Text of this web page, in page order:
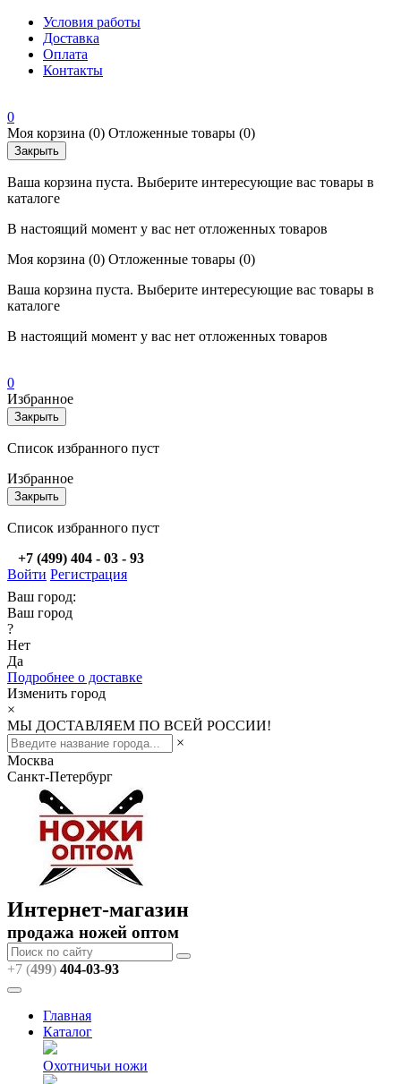
Условия работы
Доставка
Оплата
Контакты
0
Моя корзина (0) Отложенные товары (0)
Закрыть
Ваша корзина пуста. Выберите интересующие вас товары в
каталоге
В настоящий момент у вас нет отложенных товаров
Моя корзина (0) Отложенные товары (0)
Ваша корзина пуста. Выберите интересующие вас товары в
каталоге
В настоящий момент у вас нет отложенных товаров
0
Избранное
Закрыть
Список избранного пуст
Избранное
Закрыть
Список избранного пуст
+7 (499) 404 - 03 - 93
Войти Регистрация
Ваш город:
Ваш город
?
Нет
Да
Подробнее о доставке
Изменить город
×
МЫ ДОСТАВЛЯЕМ ПО ВСЕЙ РОССИИ!
×
Москва
Санкт-Петербург
Интернет-магазин
продажа ножей оптом
+7 (499) 404-03-93
Главная
Каталог
Охотничьи ножи